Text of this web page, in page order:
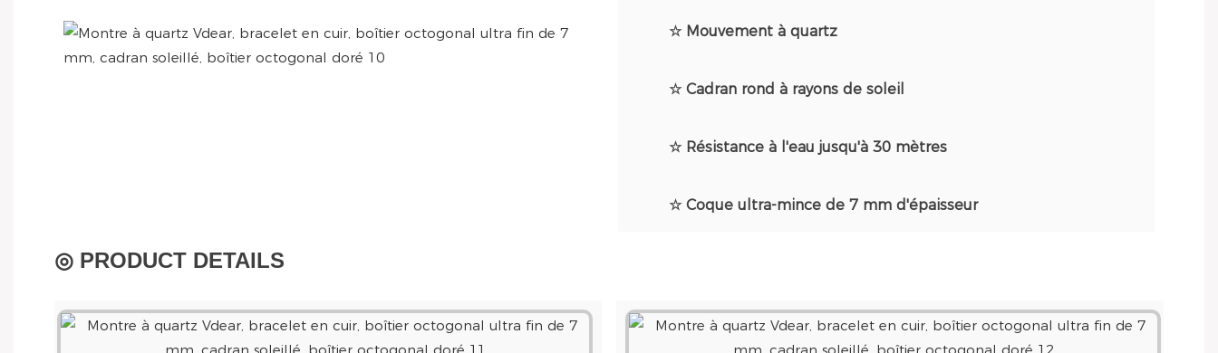
☆ Mouvement à quartz
☆ Cadran rond à rayons de soleil
☆ Résistance à l'eau jusqu'à 30 mètres
☆ Coque ultra-mince de 7 mm d'épaisseur
◎ PRODUCT DETAILS